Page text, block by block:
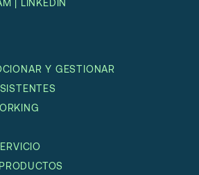
| LINKEDIN
Y GESTIONAR